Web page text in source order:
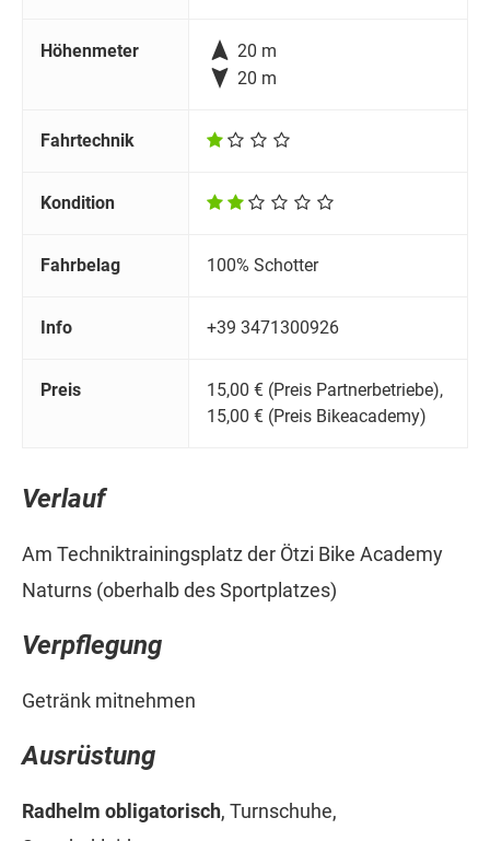
Höhenmeter  20 m
 20 m
Fahrtechnik
Kondition
Fahrbelag 100% Schotter
Info +39 3471300926
Preis
15,00 € (Preis Partnerbetriebe),
15,00 € (Preis Bikeacademy)
Verlauf
Am Techniktrainingsplatz der Ötzi Bike Academy
Naturns (oberhalb des Sportplatzes)
Verpflegung
Getränk mitnehmen
Ausrüstung
Radhelm obligatorisch, Turnschuhe,